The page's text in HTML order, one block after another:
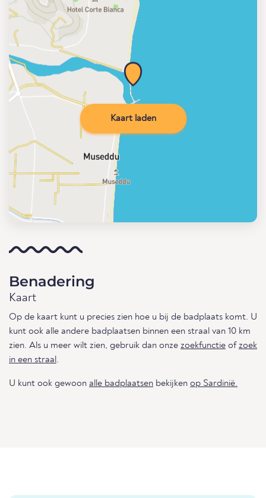
Kaart laden
Benadering
Kaart
Op de kaart kunt u precies zien hoe u bij de badplaats komt. U
kunt ook alle andere badplaatsen binnen een straal van 10 km
zien. Als u meer wilt zien, gebruik dan onze zoekfunctie ofzoek
in een straal.
U kunt ook gewoon alle badplaatsen bekijken op Sardinië.